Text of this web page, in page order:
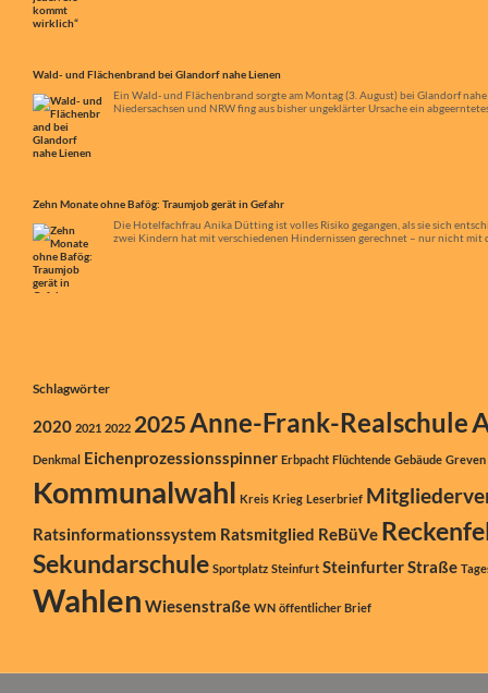
Wald- und Flächenbrand bei Glandorf nahe Lienen
Ein Wald- und Flächenbrand sorgte am Montag (3. August) bei Glandorf
Niedersachsen und NRW fing aus bisher ungeklärter Ursache ein
Zehn Monate ohne Bafög: Traumjob gerät in Gefahr
Die Hotelfachfrau Anika Dütting ist volles Risiko gegangen, als sie sich
zwei Kindern hat mit verschiedenen Hindernissen gerechnet – nur nicht mit
Schlagwörter
2020 2021 2022 2025Anne-Frank-Realschule
Denkmal Eichenprozessionsspinner Erbpacht Flüchtende Gebäude Greven
Kommunalwahl Kreis Krieg Leserbrief
Ratsinformationssystem Ratsmitglied ReBüVe
Sekundarschule Sportplatz Steinfurt Steinfurter Straße
Wahlen Wiesenstraße WN öffentlicher Brief